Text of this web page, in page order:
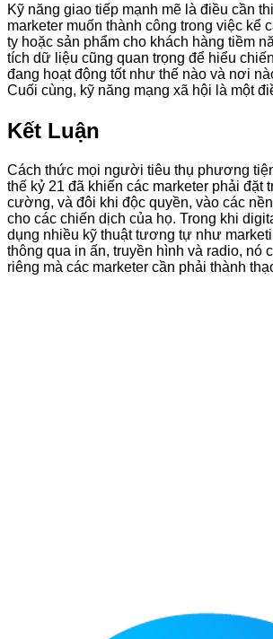
Kỹ năng giao tiếp mạnh mẽ là điều cần
marketer muốn thành công trong việc kể
ty hoặc sản phẩm cho khách hàng tiềm
tích dữ liệu cũng quan trọng để hiểu
đang hoạt động tốt như thế nào và nơi
Cuối cùng, kỹ năng mạng xã hội là một
Kết Luận
Cách thức mọi người tiêu thụ phương
thế kỷ 21 đã khiến các marketer phải đặt
cường, và đôi khi độc quyền, vào các
cho các chiến dịch của họ. Trong khi
dụng nhiều kỹ thuật tương tự như
thông qua in ấn, truyền hình và radio, nó
riêng mà các marketer cần phải thành